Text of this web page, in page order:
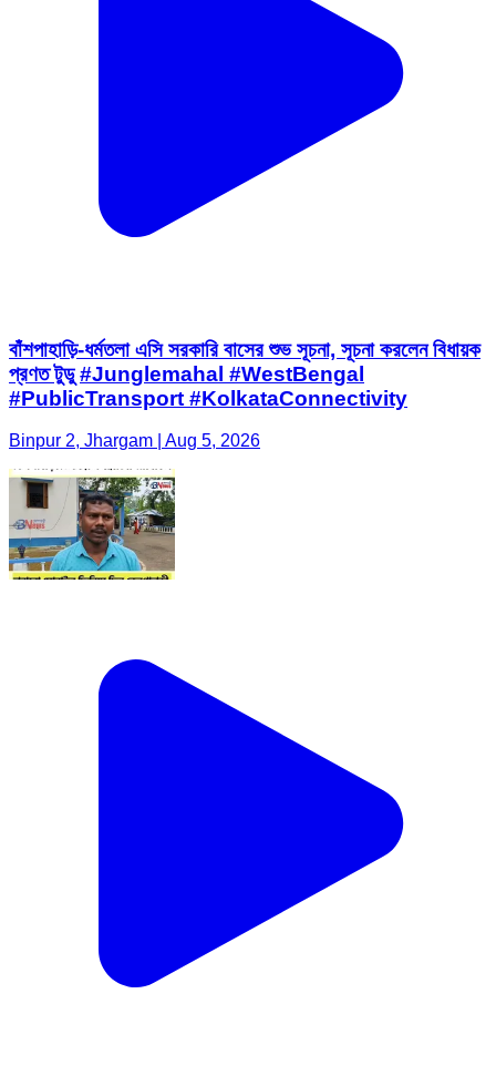
বাঁশপাহাড়ি-ধর্মতলা এসি সরকারি বাসের শুভ সূচনা, সূচনা করলেন বিধায়ক
প্রণত টুডু #Junglemahal #WestBengal
#PublicTransport #KolkataConnectivity
Binpur 2, Jhargam | Aug 5, 2026